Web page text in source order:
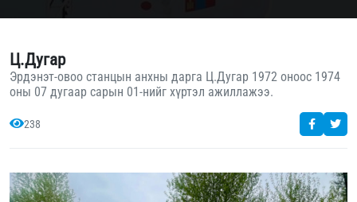
Ц.Дугар
Эрдэнэт-овоо станцын анхны дарга Ц.Дугар 1972 оноос 1974
оны 07 дугаар сарын 01-нийг хүртэл ажиллажээ.
238